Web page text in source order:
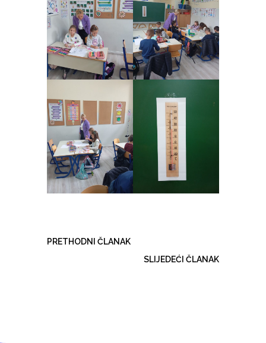
PRETHODNI ČLANAK
SLIJEDEĆI ČLANAK